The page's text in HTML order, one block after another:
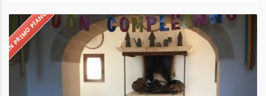
IN PRIMO PIANO
Masseria
Calderale